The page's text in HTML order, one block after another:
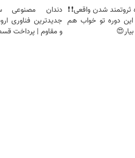
ثروتمند شدن واقعی❗❗
این دوره تو خواب هم
دندان مصنوعی
جدیدترین فناوری
و مقاوم | پرداخت